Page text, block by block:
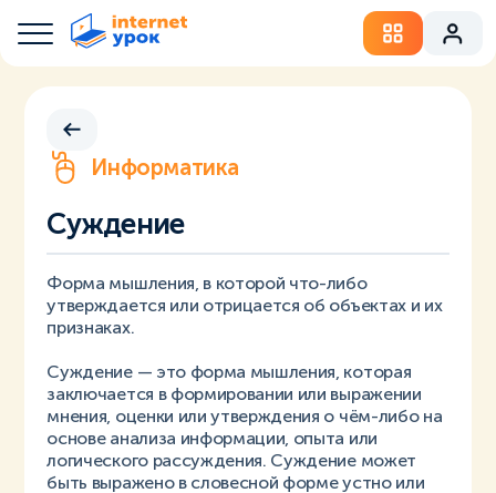
Информатика
Суждение
Форма мышления, в которой что-либо
утверждается или отрицается об объектах и их
признаках.
Суждение — это форма мышления, которая
заключается в формировании или выражении
мнения, оценки или утверждения о чём-либо на
основе анализа информации, опыта или
логического рассуждения. Суждение может
быть выражено в словесной форме устно или